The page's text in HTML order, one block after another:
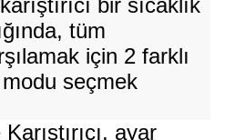
bir sıcaklık
tüm
için 2 farklı
seçmek
ayar